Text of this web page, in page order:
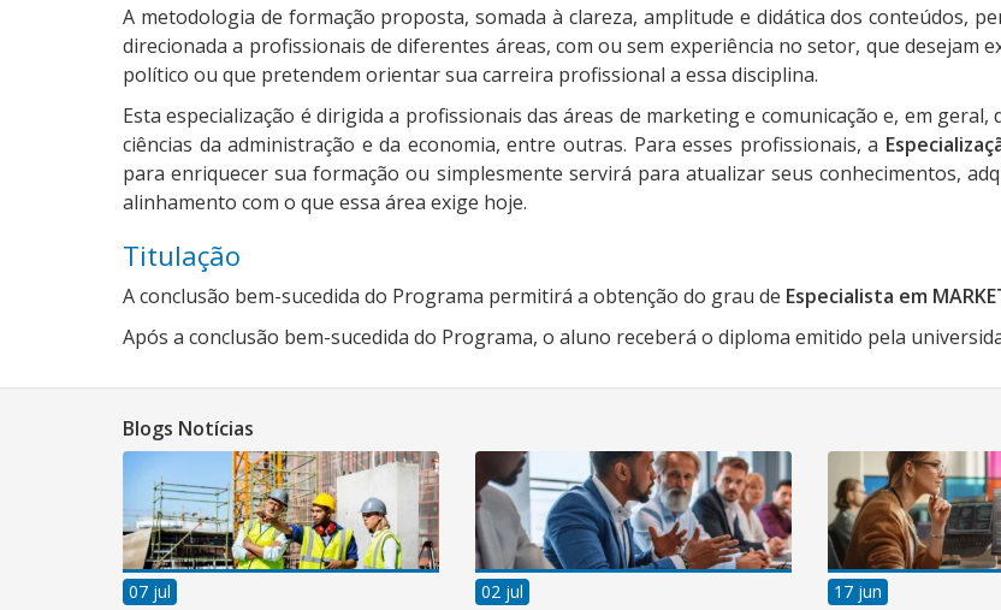
A metodologia de formação proposta, somada à clareza, amplitude e didática dos conteúdos,
direcionada a profissionais de diferentes áreas, com ou sem experiência no setor, que desejam
político ou que pretendem orientar sua carreira profissional a essa disciplina.
Esta especialização é dirigida a profissionais das áreas de marketing e comunicação e, em geral,
ciências da administração e da economia, entre outras. Para esses profissionais, a
para enriquecer sua formação ou simplesmente servirá para atualizar seus conhecimentos,
alinhamento com o que essa área exige hoje.
Titulação
A conclusão bem-sucedida do Programa permitirá a obtenção do grau de Especialista em
Após a conclusão bem-sucedida do Programa, o aluno receberá o diploma emitido pela
Blogs Notícias
07 jul
02 jul
17 jun